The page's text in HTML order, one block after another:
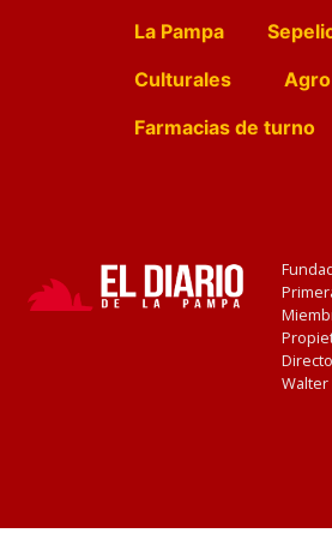
La Pampa
Culturales
Agro
Farmacias de turno